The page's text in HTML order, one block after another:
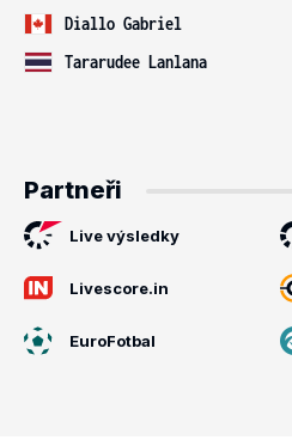
Diallo Gabriel
Tararudee Lanlana
Partneři
Live výsledky
Livescore.in
EuroFotbal